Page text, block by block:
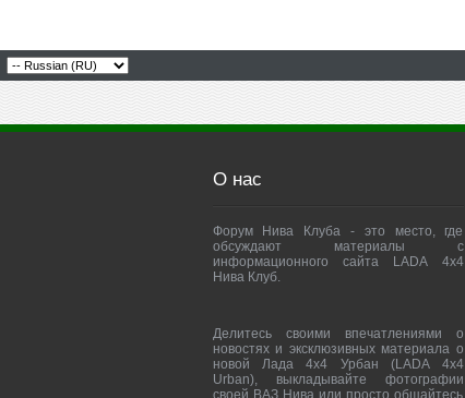
О нас
Форум Нива Клуба - это место, где
обсуждают материалы с
информационного сайта LADA 4x4
Нива Клуб.
Делитесь своими впечатлениями о
новостях и эксклюзивных материала о
новой Лада 4х4 Урбан (LADA 4x4
Urban), выкладывайте фотографии
своей ВАЗ Нива или просто общайтесь